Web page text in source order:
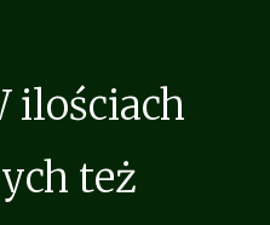
ilościach
też